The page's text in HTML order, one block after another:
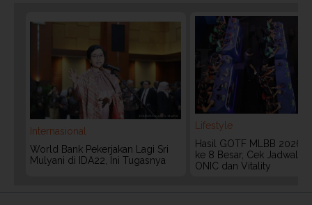
Internasional
World Bank Pekerjakan Lagi Sri
Mulyani di IDA22, Ini Tugasnya
Lifestyle
Hasil GOTF MLBB 2026:
ke 8 Besar, Cek Jadwal
ONIC dan Vitality